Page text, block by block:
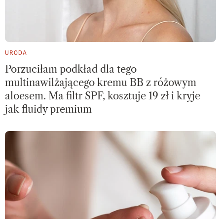
URODA
Porzuciłam podkład dla tego
multinawilżającego kremu BB z różowym
aloesem. Ma filtr SPF, kosztuje 19 zł i kryje
jak fluidy premium